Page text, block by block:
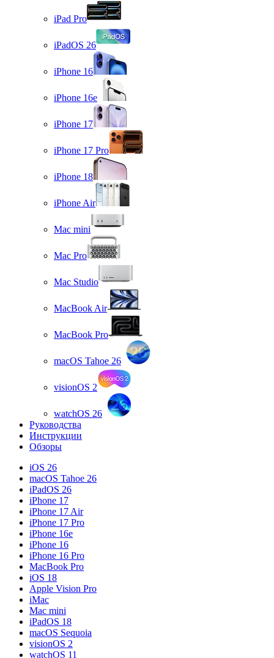
iPad Pro
iPadOS 26
iPhone 16
iPhone 16e
iPhone 17
iPhone 17 Pro
iPhone 18
iPhone Air
Mac mini
Mac Pro
Mac Studio
MacBook Air
MacBook Pro
macOS Tahoe 26
visionOS 2
watchOS 26
Руководства
Инструкции
Обзоры
iOS 26
macOS Tahoe 26
iPadOS 26
iPhone 17
iPhone 17 Air
iPhone 17 Pro
iPhone 16e
iPhone 16
iPhone 16 Pro
MacBook Pro
iOS 18
Apple Vision Pro
iMac
Mac mini
iPadOS 18
macOS Sequoia
visionOS 2
watchOS 11